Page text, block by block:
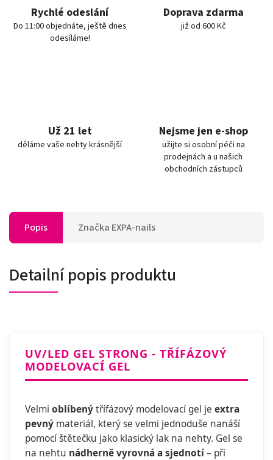
Rychlé odeslání
Do 11:00 objednáte, ještě dnes
odesíláme!
Doprava zdarma
již od 600 Kč
Už 21 let
děláme vaše nehty krásnější
Nejsme jen e-shop
užijte si osobní péči na
prodejnách a u našich
obchodních zástupců
Popis Značka EXPA-nails
Detailní popis produktu
UV/LED GEL STRONG - TŘÍFÁZOVÝ
MODELOVACÍ GEL
Velmi oblíbenýtřífázový modelovací gel je extra
pevný materiál, který se velmi jednoduše nanáší
pomocí štětečku jako klasický lak na nehty. Gel se
na nehtu nádherně vyrovná a sjednotí– při